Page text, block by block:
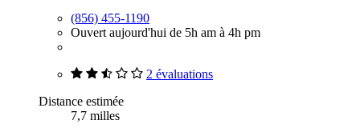
(856) 455-1190
Ouvert aujourd'hui de 5h am à 4h pm
2 évaluations
Distance estimée
7,7 milles